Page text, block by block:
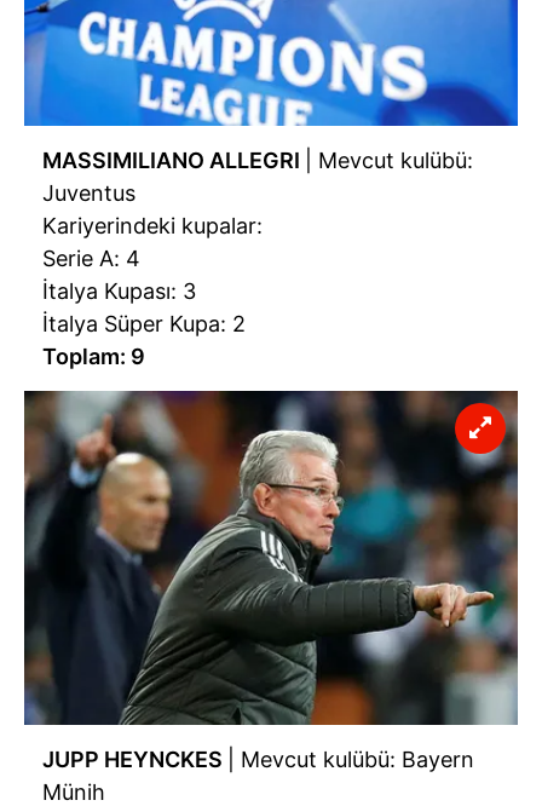
MASSIMILIANO ALLEGRI
| Mevcut kulübü:
Juventus
Kariyerindeki kupalar:
Serie A: 4
İtalya Kupası: 3
İtalya Süper Kupa: 2
Toplam: 9
JUPP HEYNCKES
| Mevcut kulübü: Bayern
Münih